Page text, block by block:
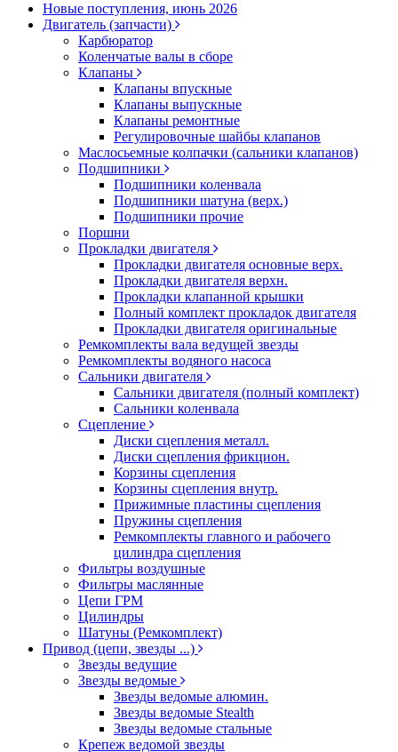
Новые поступления, июнь 2026
Двигатель (запчасти)
Карбюратор
Коленчатые валы в сборе
Клапаны
Клапаны впускные
Клапаны выпускные
Клапаны ремонтные
Регулировочные шайбы клапанов
Маслосьемные колпачки (сальники клапанов)
Подшипники
Подшипники коленвала
Подшипники шатуна (верх.)
Подшипники прочие
Поршни
Прокладки двигателя
Прокладки двигателя основные верх.
Прокладки двигателя верхн.
Прокладки клапанной крышки
Полный комплект прокладок двигателя
Прокладки двигателя оригинальные
Ремкомплекты вала ведущей звезды
Ремкомплекты водяного насоса
Сальники двигателя
Сальники двигателя (полный комплект)
Сальники коленвала
Сцепление
Диски сцепления металл.
Диски сцепления фрикцион.
Корзины сцепления
Корзины сцепления внутр.
Прижимные пластины сцепления
Пружины сцепления
Ремкомплекты главного и рабочего
цилиндра сцепления
Фильтры воздушные
Фильтры маслянные
Цепи ГРМ
Цилиндры
Шатуны (Ремкомплект)
Привод (цепи, звезды ...)
Звезды ведущие
Звезды ведомые
Звезды ведомые алюмин.
Звезды ведомые Stealth
Звезды ведомые стальные
Крепеж ведомой звезды